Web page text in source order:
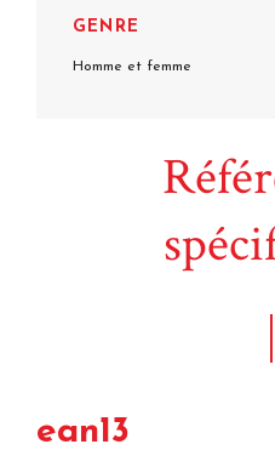
GENRE
Homme et femme
ean13